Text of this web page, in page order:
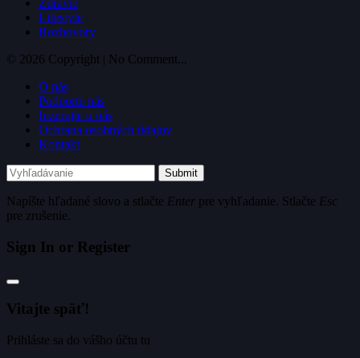
Lifestyle
Rozhovory
© 2026 Copyright | No Comment...
O nás
Podporte nás
Inzerujte u nás
Ochrana osobných údajov
Kontakt
Submit
Napíšte hľadané slovo a stlačte Enter pre vyhľadanie. Stlačte Esc
pre zrušenie.
Sign In or Register
Vitajte späť!
Prihláste sa do vášho účtu tu